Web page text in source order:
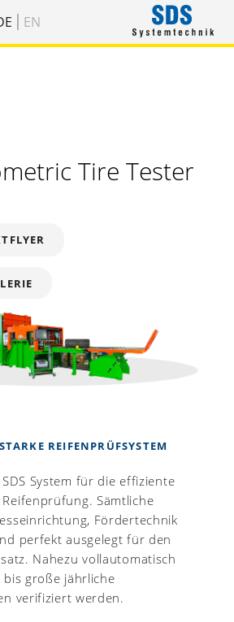
EN
Tire Tester
REIFENPRÜFSYSTEM
System für die effiziente
Sämtliche
Fördertechnik
perfekt ausgelegt für den
Nahezu vollautomatisch
große jährliche
verifiziert werden.